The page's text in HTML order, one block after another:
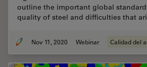
outline the important global
quality of steel and difficulties that
Nov 11, 2020 Webinar Calidad del